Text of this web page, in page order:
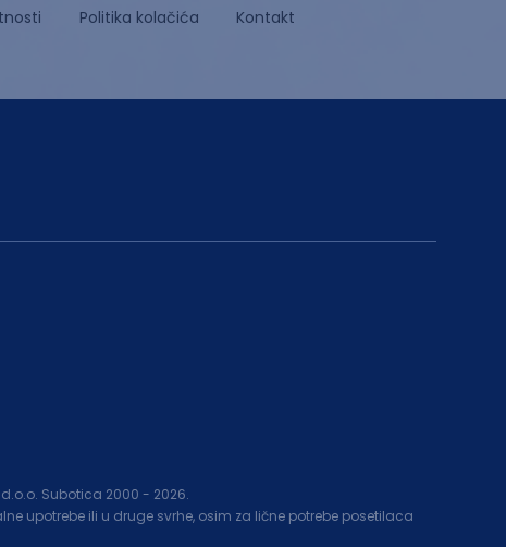
Politika kolačića Kontakt
Subotica 2000 - 2026.
upotrebe ili u druge svrhe, osim za lične potrebe posetilaca